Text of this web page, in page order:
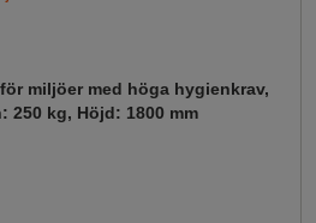
miljöer med höga hygienkrav,
250 kg, Höjd: 1800 mm